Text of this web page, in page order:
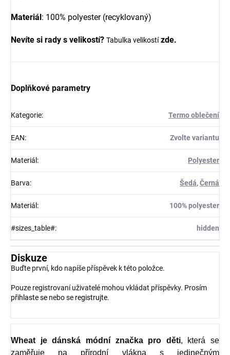
Materiál: 100% polyester (recyklovaný)
Nevíte si rady s velikostí? Tabulka velikostízde.
Doplňkové parametry
Kategorie: Termo oblečení
EAN: Zvolte variantu
Materiál : Polyester
Barva: Šedá,Černá
Materiál : 100% polyester
#sizes_table#: hidden
Diskuze
Buďte první, kdo napíše příspěvek k této položce.
Pouze registrovaní uživatelé mohou vkládat příspěvky. Prosím
přihlaste se nebo se registrujte.
Wheat je dánská módní značka pro děti, která se
zaměřuje na přírodní vlákna s jedinečným